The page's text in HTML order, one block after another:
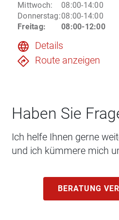
Mittwoch:
08:00-14:00
Donnerstag:08:00-14:00
Freitag: 08:00-12:00
Details
Route anzeigen
Haben Sie
Ich helfe Ihnen gerne
und ich kümmere mich
BERATUNG